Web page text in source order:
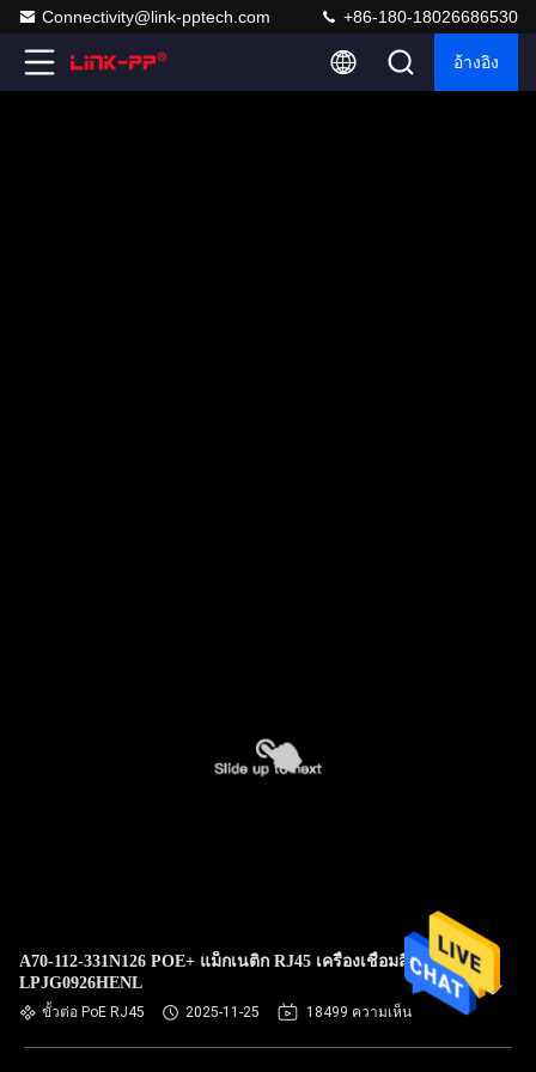
Connectivity@link-pptech.com +86-180-18026686530
อ้างอิง
A70-112-331N126 POE+ แม็กเนติก RJ45 เครื่องเชื่อมสี่
LPJG0926HENL
ขั้วต่อ PoE RJ45 2025-11-25 18499 ความเห็น